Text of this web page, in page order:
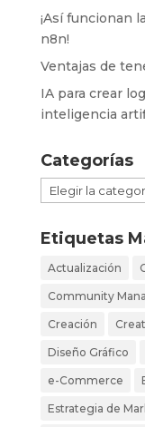
¡Así funcionan
n8n!
Ventajas de
IA para crear
inteligencia
Categorías
Categorías
Etiquetas
Actualización
Community
Creación
Diseño Gráfico
e-Commerce
Estrategia de